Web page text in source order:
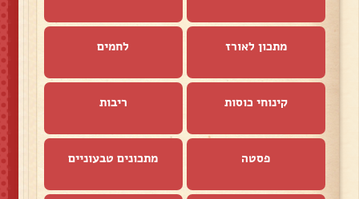
מתכון לאורז לחמים
קינוחי כוסות ריבות
פסטה מתכונים טבעוניים